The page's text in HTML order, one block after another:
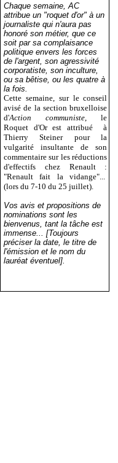
Chaque semaine, AC
attribue un "roquet d'or" à un
journaliste qui n'aura pas
honoré son métier, que ce
soit par sa complaisance
politique envers les forces
de l'argent, son agressivité
corporatiste, son inculture,
ou sa bêtise, ou les quatre à
la fois.
Cette semaine, sur le conseil
avisé de la section bruxelloise
d'Action communiste , le
Roquet d'Or est attribué
à
Thierry Steiner pour la
vulgarité insultante de son
commentaire sur les réductions
d'effectifs chez Renault :
"Renault fait la vidange"...
(lors du 7-10 du 25 juillet).
Vos avis et propositions de
nominations sont les
bienvenus, tant la tâche est
immense... [Toujours
préciser la date, le titre de
l'émission et le nom du
lauréat éventuel].